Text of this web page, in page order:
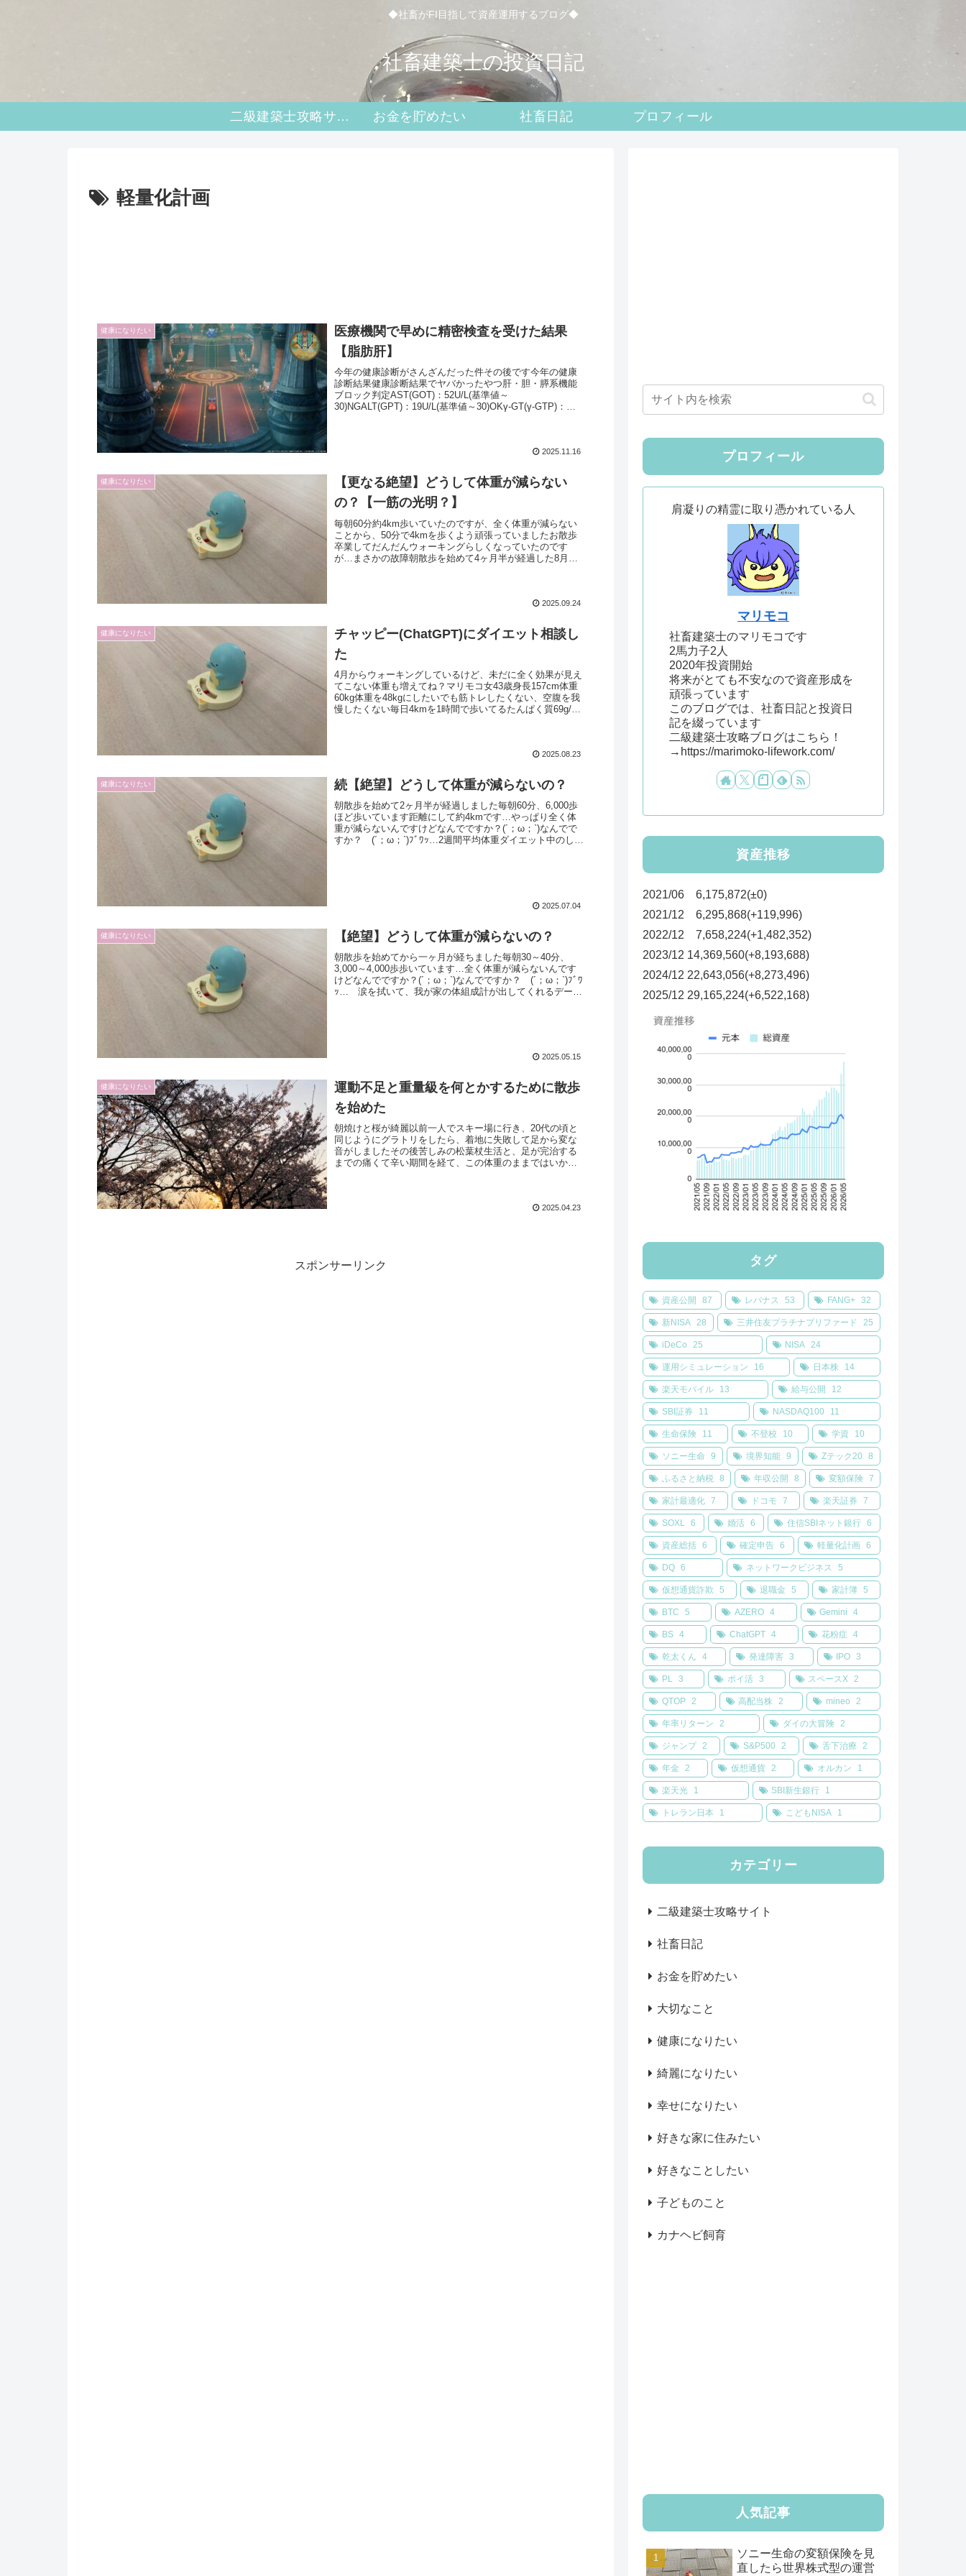
◆社畜がFI目指して資産運用するブログ◆
社畜建築士の投資日記
二級建築士攻略サイト お金を貯めたい 社畜日記 プロフィール
軽量化計画
健康になりたい
医療機関で早めに精密検査を受けた結果
【脂肪肝】
今年の健康診断がさんざんだった件その後です今年の健康
診断結果健康診断結果でヤバかったやつ肝・胆・膵系機能
ブロック判定AST(GOT)：52U/L(基準値～
30)NGALT(GPT)：19U/L(基準値～30)OKγ-GT(γ-GTP)：
2025.11.16
健康になりたい
【更なる絶望】どうして体重が減らない
の？【一筋の光明？】
毎朝60分約4km歩いていたのですが、全く体重が減らない
ことから、50分で4kmを歩くよう頑張っていましたお散歩
卒業してだんだんウォーキングらしくなっていたのです
が…まさかの故障朝散歩を始めて4ヶ月半が経過した8月末
2025.09.24
健康になりたい
チャッピー(ChatGPT)にダイエット相談し
た
4月からウォーキングしているけど、未だに全く効果が見え
てこない体重も増えてね？マリモコ女43歳身長157cm体重
60kg体重を48kgにしたいでも筋トレしたくない、空腹を我
慢したくない毎日4kmを1時間で歩いてるたんぱく質69g/脂
2025.08.23
健康になりたい 続【絶望】どうして体重が減らないの？
朝散歩を始めて2ヶ月半が経過しました毎朝60分、6,000歩
ほど歩いています距離にして約4kmです…やっぱり全く体
重が減らないんですけどなんでですか？(´；ω；`)なんでで
すか？ (´；ω；`)ﾌﾞﾜｯ…2週間平均体重ダイエット中のしゃ
2025.07.04
健康になりたい 【絶望】どうして体重が減らないの？
朝散歩を始めてから一ヶ月が経ちました毎朝30～40分、
3,000～4,000歩歩いています…全く体重が減らないんです
けどなんでですか？(´；ω；`)なんでですか？ (´；ω；`)ﾌﾞﾜ
ｯ… 涙を拭いて、我が家の体組成計が出してくれるデータ
2025.05.15
健康になりたい
運動不足と重量級を何とかするために散歩
を始めた
朝焼けと桜が綺麗以前一人でスキー場に行き、20代の頃と
同じようにグラトリをしたら、着地に失敗して足から変な
音がしましたその後苦しみの松葉杖生活と、足が完治する
までの痛くて辛い期間を経て、この体重のままではいか
2025.04.23
スポンサーリンク
プロフィール
肩凝りの精霊に取り憑かれている人
マリモコ
社畜建築士のマリモコです
2馬力子2人
2020年投資開始
将来がとても不安なので資産形成を
頑張っています
このブログでは、社畜日記と投資日
記を綴っています
二級建築士攻略ブログはこちら！
→https://marimoko-lifework.com/
資産推移
2021/06 6,175,872(±0)
2021/12 6,295,868(+119,996)
2022/12 7,658,224(+1,482,352)
2023/12 14,369,560(+8,193,688)
2024/12 22,643,056(+8,273,496)
2025/12 29,165,224(+6,522,168)
タグ
資産公開 87 レバナス 53 FANG+ 32
新NISA 28 三井住友プラチナプリファード 25
iDeCo 25 NISA 24
運用シミュレーション 16 日本株 14
楽天モバイル 13 給与公開 12
SBI証券 11 NASDAQ100 11
生命保険 11 不登校 10 学資 10
ソニー生命 9 境界知能 9 Zテック20 8
ふるさと納税 8 年収公開 8 変額保険 7
家計最適化 7 ドコモ 7 楽天証券 7
SOXL 6 婚活 6 住信SBIネット銀行 6
資産総括 6 確定申告 6 軽量化計画 6
DQ 6 ネットワークビジネス 5
仮想通貨詐欺 5 退職金 5 家計簿 5
BTC 5 AZERO 4 Gemini 4
BS 4 ChatGPT 4 花粉症 4
乾太くん 4 発達障害 3 IPO 3
PL 3 ポイ活 3 スペースX 2
QTOP 2 高配当株 2 mineo 2
年率リターン 2 ダイの大冒険 2
ジャンプ 2 S&P500 2 舌下治療 2
年金 2 仮想通貨 2 オルカン 1
楽天光 1 SBI新生銀行 1
トレラン日本 1 こどもNISA 1
カテゴリー
二級建築士攻略サイト
社畜日記
お金を貯めたい
大切なこと
健康になりたい
綺麗になりたい
幸せになりたい
好きな家に住みたい
好きなことしたい
子どものこと
カナヘビ飼育
人気記事
ソニー生命の変額保険を見
直したら世界株式型の運営